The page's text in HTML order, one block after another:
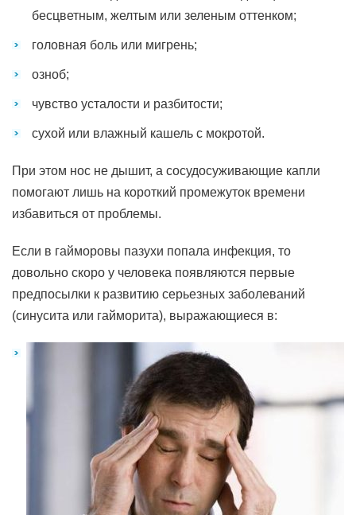
бесцветным, желтым или зеленым оттенком;
головная боль или мигрень;
озноб;
чувство усталости и разбитости;
сухой или влажный кашель с мокротой.
При этом нос не дышит, а сосудосуживающие капли
помогают лишь на короткий промежуток времени
избавиться от проблемы.
Если в гайморовы пазухи попала инфекция, то
довольно скоро у человека появляются первые
предпосылки к развитию серьезных заболеваний
(синусита или гайморита), выражающиеся в: